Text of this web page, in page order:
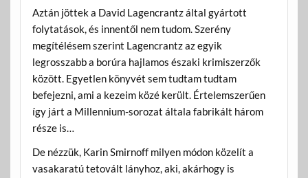
Aztán jöttek a David Lagencrantz által gyártott
folytatások, és innentől nem tudom. Szerény
megítélésem szerint Lagencrantz az egyik
legrosszabb a borúra hajlamos északi krimiszerzők
között. Egyetlen könyvét sem tudtam tudtam
befejezni, ami a kezeim közé került. Értelemszerűen
így járt a Millennium-sorozat általa fabrikált három
része is…
De nézzük, Karin Smirnoff milyen módon közelít a
vasakaratú tetovált lányhoz, aki, akárhogy is